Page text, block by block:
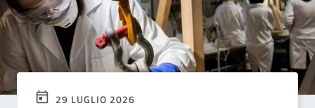
29 LUGLIO 2026